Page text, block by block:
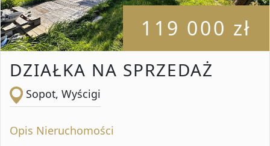
119 000 zł
DZIAŁKA NA SPRZEDAŻ
Sopot, Wyścigi
Opis Nieruchomości